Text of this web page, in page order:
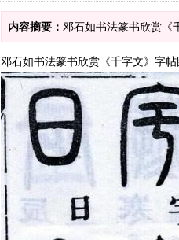
内容摘要： 邓石如书法篆书欣赏《
邓石如书法篆书欣赏《千字文》字